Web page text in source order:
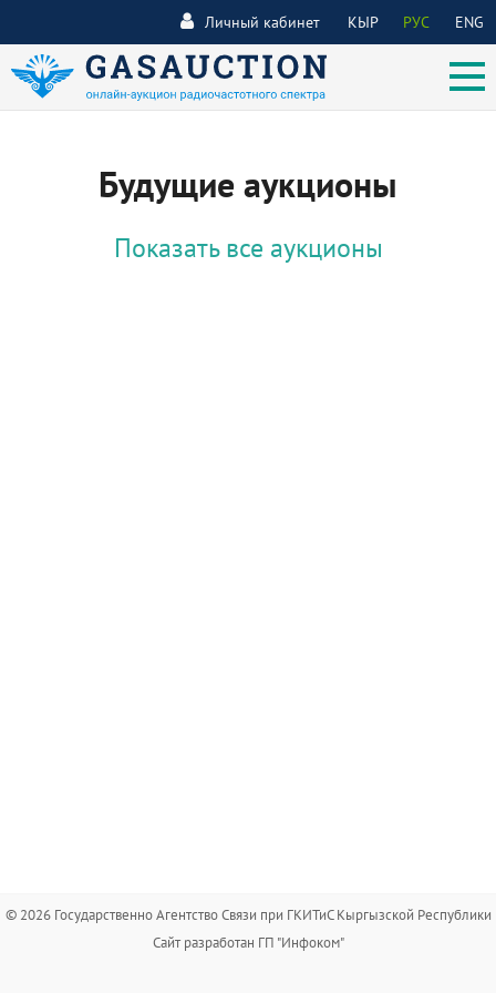
КЫР РУС ENG
Личный кабинет
Будущие аукционы
Показать все аукционы
© 2026 Государственно Агентство Связи при ГКИТиС Кыргызской Республики
Сайт разработан ГП "Инфоком"